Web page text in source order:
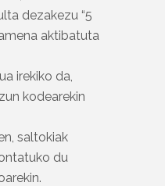
dezakezu “5
aktibatuta
irekiko da,
kodearekin
saltokiak
du